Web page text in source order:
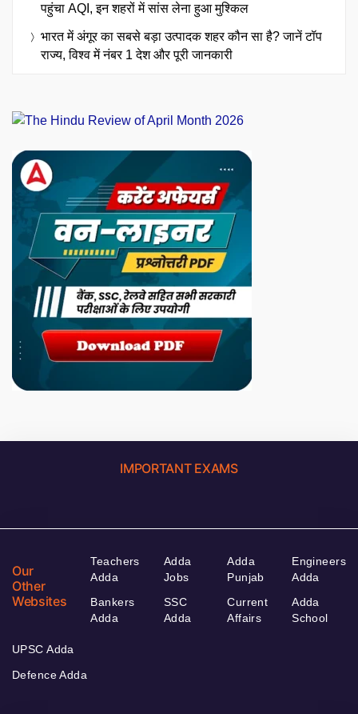
पहुंचा AQI, इन शहरों में सांस लेना हुआ मुश्किल
भारत में अंगूर का सबसे बड़ा उत्पादक शहर कौन सा है? जानें टॉप
राज्य, विश्व में नंबर 1 देश और पूरी जानकारी
IMPORTANT EXAMS
Our
Other
Websites
Teachers
Adda
Bankers
Adda
Adda
Jobs
SSC
Adda
Adda
Punjab
Current
Affairs
Engineers
Adda
Adda
School
UPSC Adda
Defence Adda